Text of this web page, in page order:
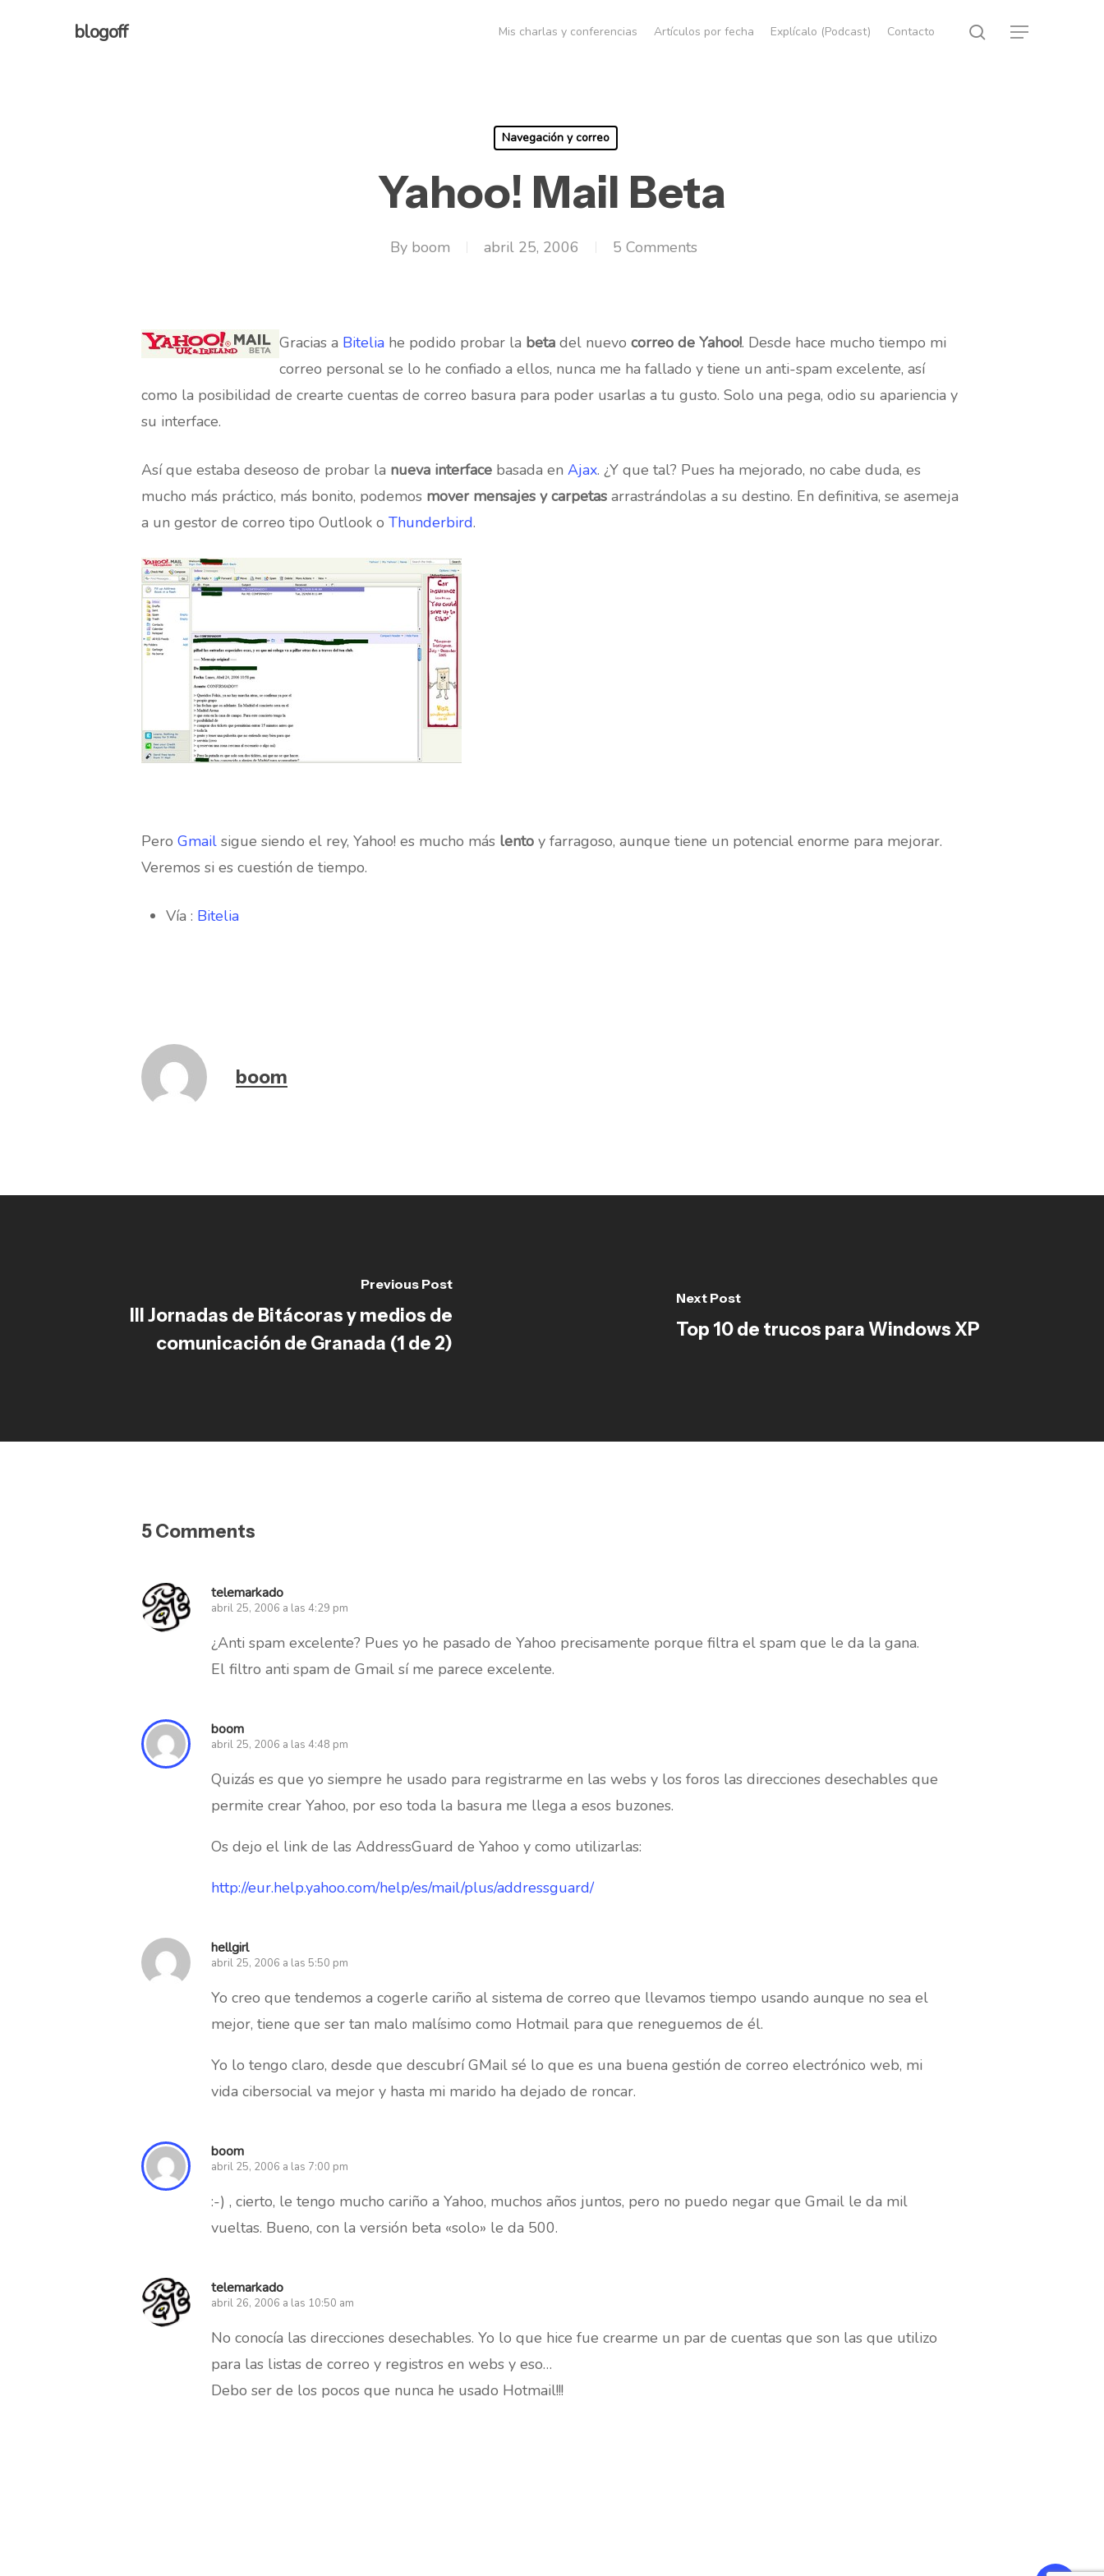
blogoff Mis charlas y conferencias Artículos por fecha Explícalo (Podcast) Contacto search
Menu
Navegación y correo
Yahoo! Mail Beta
By boom abril 25, 2006 5 Comments
Gracias a Bitelia he podido probar la beta del nuevo correo de Yahoo!. Desde hace mucho tiempo mi
correo personal se lo he confiado a ellos, nunca me ha fallado y tiene un anti-spam excelente, así
como la posibilidad de crearte cuentas de correo basura para poder usarlas a tu gusto. Solo una pega, odio su apariencia y
su interface.
Así que estaba deseoso de probar la nueva interface basada en Ajax. ¿Y que tal? Pues ha mejorado, no cabe duda, es
mucho más práctico, más bonito, podemos mover mensajes y carpetas arrastrándolas a su destino. En definitiva, se asemeja
a un gestor de correo tipo Outlook o Thunderbird.
Pero Gmail sigue siendo el rey, Yahoo! es mucho más lento y farragoso, aunque tiene un potencial enorme para mejorar.
Veremos si es cuestión de tiempo.
Vía : Bitelia
boom
Previous Post
III Jornadas de Bitácoras y medios de
comunicación de Granada (1 de 2)
Next Post
Top 10 de trucos para Windows XP
5 Comments
telemarkado
abril 25, 2006 a las 4:29 pm
¿Anti spam excelente? Pues yo he pasado de Yahoo precisamente porque filtra el spam que le da la gana.
El filtro anti spam de Gmail sí me parece excelente.
boom
abril 25, 2006 a las 4:48 pm
Quizás es que yo siempre he usado para registrarme en las webs y los foros las direcciones desechables que
permite crear Yahoo, por eso toda la basura me llega a esos buzones.
Os dejo el link de las AddressGuard de Yahoo y como utilizarlas:
http://eur.help.yahoo.com/help/es/mail/plus/addressguard/
hellgirl
abril 25, 2006 a las 5:50 pm
Yo creo que tendemos a cogerle cariño al sistema de correo que llevamos tiempo usando aunque no sea el
mejor, tiene que ser tan malo malísimo como Hotmail para que reneguemos de él.
Yo lo tengo claro, desde que descubrí GMail sé lo que es una buena gestión de correo electrónico web, mi
vida cibersocial va mejor y hasta mi marido ha dejado de roncar.
boom
abril 25, 2006 a las 7:00 pm
:-) , cierto, le tengo mucho cariño a Yahoo, muchos años juntos, pero no puedo negar que Gmail le da mil
vueltas. Bueno, con la versión beta «solo» le da 500.
telemarkado
abril 26, 2006 a las 10:50 am
No conocía las direcciones desechables. Yo lo que hice fue crearme un par de cuentas que son las que utilizo
para las listas de correo y registros en webs y eso…
Debo ser de los pocos que nunca he usado Hotmail!!!